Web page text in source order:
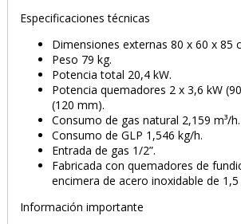
Especificaciones técnicas
Dimensiones externas 80 x 60 x 85
Peso 79 kg.
Potencia total 20,4 kW.
Potencia quemadores 2 x 3,6 kW
(120 mm).
Consumo de gas natural 2,159 m³/h.
Consumo de GLP 1,546 kg/h.
Entrada de gas 1/2”.
Fabricada con quemadores de
encimera de acero inoxidable de
Información importante